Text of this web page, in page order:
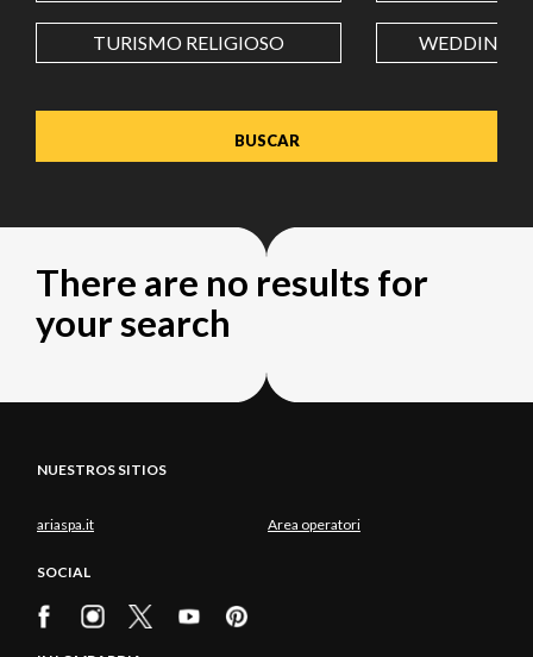
Value in decimal degrees. Use dot (.) as decimal separator.
TURISMO RELIGIOSO WEDDING
There are no results for
your search
NUESTROS SITIOS
ariaspa.it Area operatori
SOCIAL